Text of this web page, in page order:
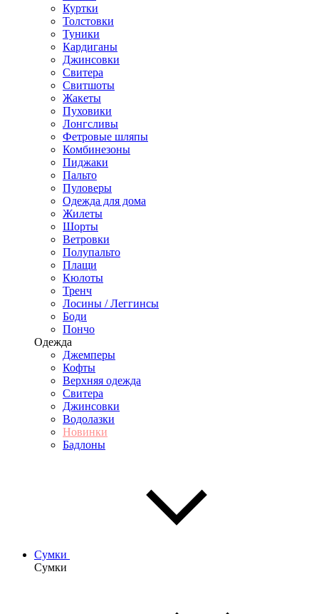
Куртки
Толстовки
Туники
Кардиганы
Джинсовки
Свитера
Свитшоты
Жакеты
Пуховики
Лонгсливы
Фетровые шляпы
Комбинезоны
Пиджаки
Пальто
Пуловеры
Одежда для дома
Жилеты
Шорты
Ветровки
Полупальто
Плащи
Кюлоты
Тренч
Лосины / Леггинсы
Боди
Пончо
Одежда
Джемперы
Кофты
Верхняя одежда
Свитера
Джинсовки
Водолазки
Новинки
Бадлоны
Сумки
Сумки